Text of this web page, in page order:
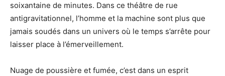
soixantaine de minutes. Dans ce théâtre de rue
antigravitationnel, l’homme et la machine sont plus que
jamais soudés dans un univers où le temps s’arrête pour
laisser place à l’émerveillement.
Nuage de poussière et fumée, c’est dans un esprit